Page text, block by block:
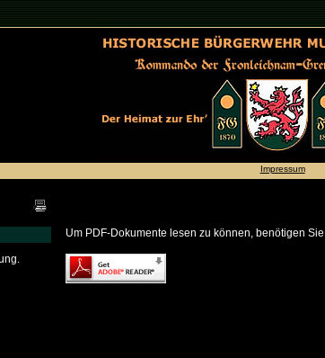
Impressum
Um PDF-Dokumente lesen zu können, benötigen